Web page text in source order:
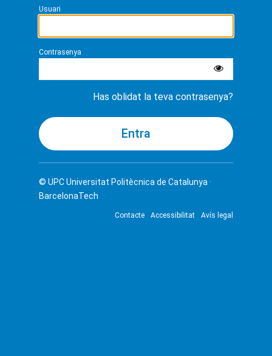
Usuari
Contrasenya
Has oblidat la teva contrasenya?
© UPCUniversitat Politècnica de Catalunya ·
BarcelonaTech
Contacte Accessibilitat Avís legal